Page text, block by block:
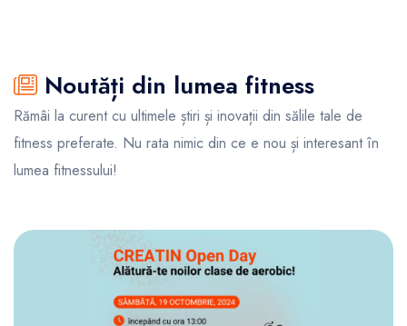
Noutăți din lumea fitness
Rămâi la curent cu ultimele știri și inovații din sălile tale de
fitness preferate. Nu rata nimic din ce e nou și interesant în
lumea fitnessului!